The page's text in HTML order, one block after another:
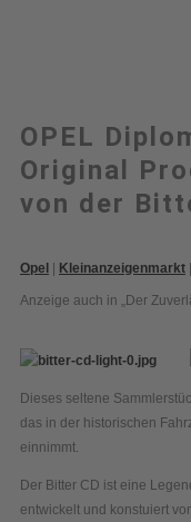
OPEL
Original
von der
Opel Kleinanzeigenmarkt
Anzeige auch in „Der
Dieses seltene
das in der historischen
einnimmt.
Der Bitter CD ist eine
entwickelt und konstuiert